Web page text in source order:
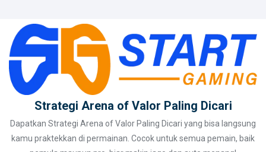
content
Strategi Arena of Valor Paling Dicari
Dapatkan Strategi Arena of Valor Paling Dicari yang bisa langsung
kamu praktekkan di permainan. Cocok untuk semua pemain, baik